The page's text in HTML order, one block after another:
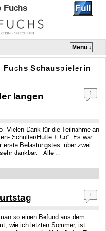
Fuchs
Menü ↓
Fuchs Schauspielerin
langen
1
Vielen Dank für die Teilnahme an
Schulter/Hüfte + Co“. Es war
erste Belastungstest über zwei
sehr dankbar. Alle …
1
so einen Befund aus dem
wie ich letzten Sommer, ist